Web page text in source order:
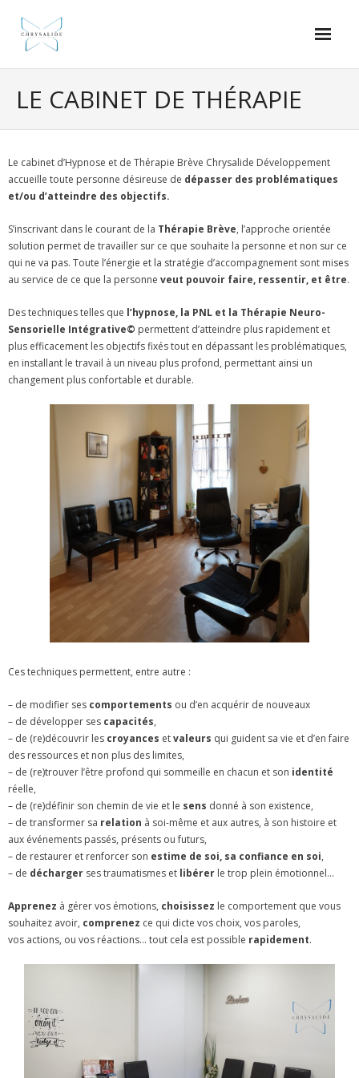
content
Les ateliers d’évolution personnelle
Contact
LE CABINET DE THÉRAPIE
Le cabinet d’Hypnose et de Thérapie Brève Chrysalide Développement
accueille toute personne désireuse de dépasser des problématiques
et/ou d’atteindre des objectifs.
S’inscrivant dans le courant de la Thérapie Brève, l’approche orientée
solution permet de travailler sur ce que souhaite la personne et non sur ce
qui ne va pas. Toute l’énergie et la stratégie d’accompagnement sont mises
au service de ce que la personne veut pouvoir faire, ressentir, et être.
Des techniques telles que l’hypnose, la PNL et la Thérapie Neuro-
Sensorielle Intégrative© permettent d’atteindre plus rapidement et
plus efficacement les objectifs fixés tout en dépassant les problématiques,
en installant le travail à un niveau plus profond, permettant ainsi un
changement plus confortable et durable.
Ces techniques permettent, entre autre :
– de modifier ses comportements ou d’en acquérir de nouveaux
– de développer ses capacités,
– de (re)découvrir les croyances etvaleurs qui guident sa vie et d’en faire
des ressources et non plus des limites,
– de (re)trouver l’être profond qui sommeille en chacun et son identité
réelle,
– de (re)définir son chemin de vie et le sens donné à son existence,
– de transformer sa relation à soi-même et aux autres, à son histoire et
aux événements passés, présents ou futurs,
– de restaurer et renforcer son estime de soi, sa confiance en soi,
– de décharger ses traumatismes et libérer le trop plein émotionnel…
Apprenez à gérer vos émotions, choisissez le comportement que vous
souhaitez avoir, comprenez ce qui dicte vos choix, vos paroles,
vos actions, ou vos réactions… tout cela est possible rapidement.